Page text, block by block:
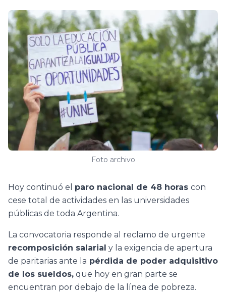
Foto archivo
Hoy continuó el paro nacional de 48 horas con
cese total de actividades en las universidades
públicas de toda Argentina.
La convocatoria responde al reclamo de urgente
recomposición salarial y la exigencia de apertura
de paritarias ante la pérdida de poder adquisitivo
de los sueldos, que hoy en gran parte se
encuentran por debajo de la línea de pobreza.